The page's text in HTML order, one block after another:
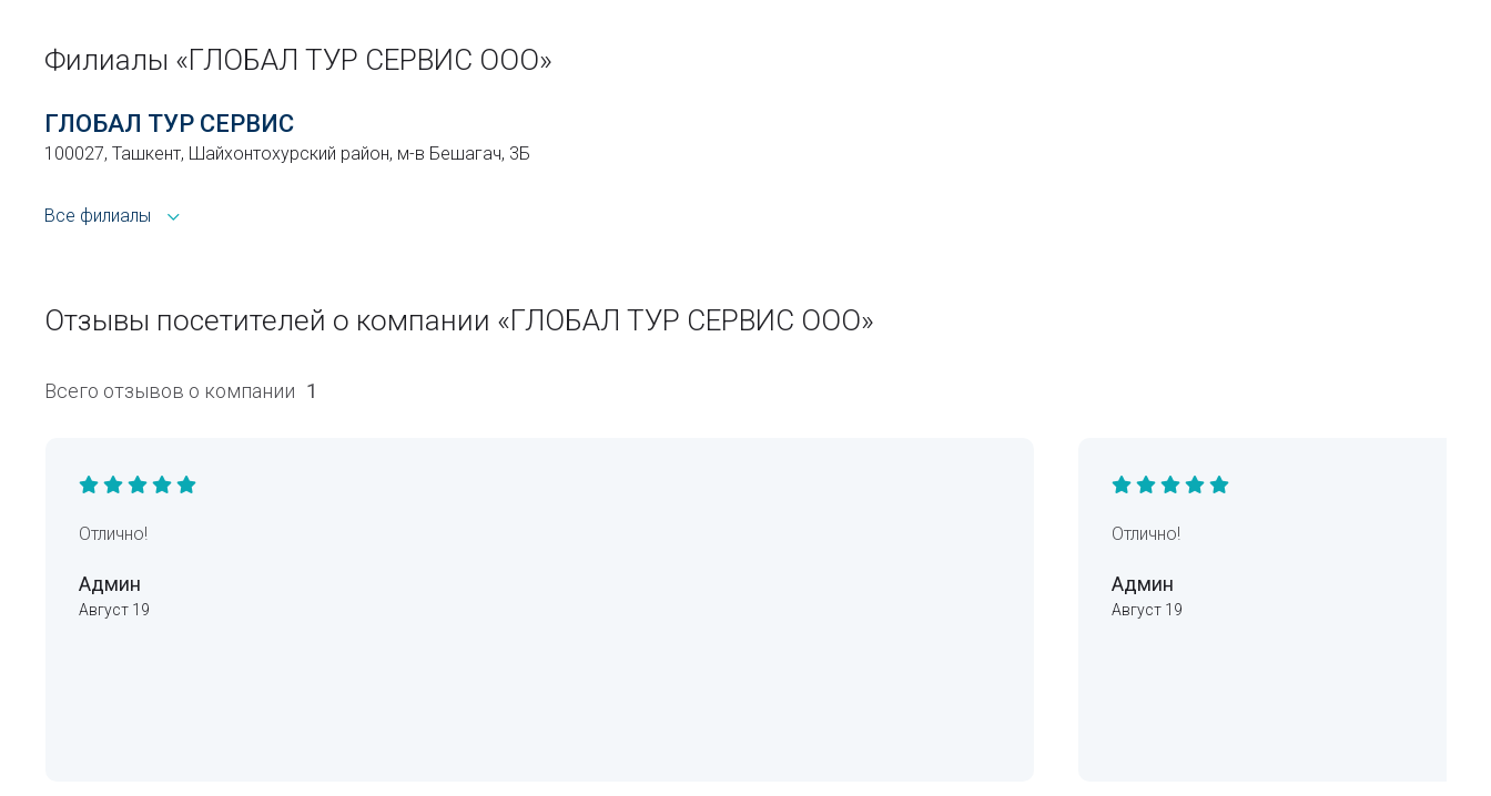
Филиалы «ГЛОБАЛ ТУР СЕРВИС ООО»
ГЛОБАЛ ТУР СЕРВИС
100027, Ташкент, Шайхонтохурский район, м-в Бешагач, 3Б
Все филиалы
Отзывы посетителей о компании «ГЛОБАЛ ТУР СЕРВИС ООО»
Всего отзывов о компании 1
Отлично!
Админ
Август 19
Отлично!
Админ
Август 19